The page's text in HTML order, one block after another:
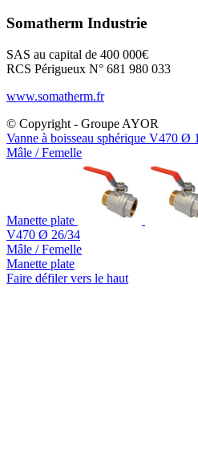
Somatherm Industrie
SAS au capital de 400 000€
RCS Périgueux N° 681 980 033
www.somatherm.fr
© Copyright - Groupe AYOR
Vanne à boisseau sphérique V470 Ø
Mâle / Femelle
Manette plate
V470 Ø 26/34
Mâle / Femelle
Manette plate
Faire défiler vers le haut